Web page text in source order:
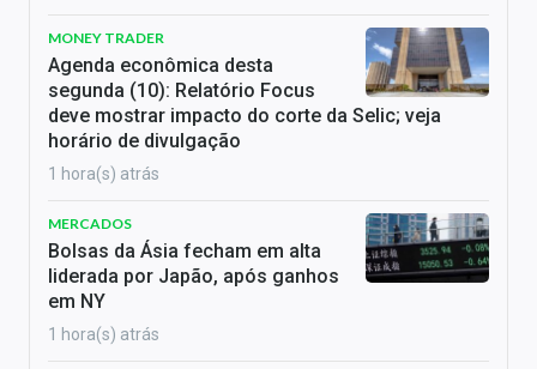
MONEY TRADER
Agenda econômica desta
segunda (10): Relatório Focus
deve mostrar impacto do corte da Selic; veja
horário de divulgação
1 hora(s) atrás
MERCADOS
Bolsas da Ásia fecham em alta
liderada por Japão, após ganhos
em NY
1 hora(s) atrás